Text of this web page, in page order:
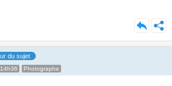
du sujet
Photographe